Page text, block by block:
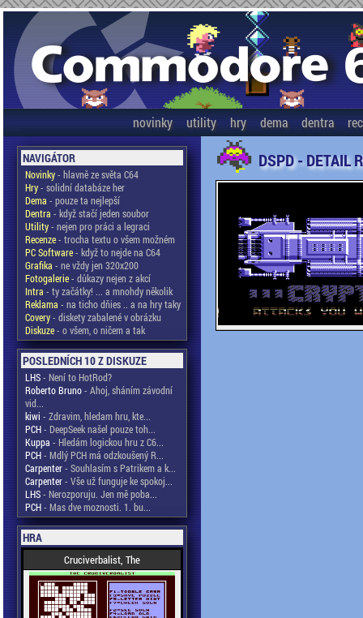
novinky utility hry dema dentra
NAVIGÁTOR
Novinky- hlavně ze světa C64
Hry- solidní databáze her
Dema - pouze ta nejlepší
Dentra - když stačí jeden soubor
Utility- nejen pro práci a legraci
Recenze- trocha textu o všem možném
PC Software- když to nejde na C64
Grafika - ne vždy jen 320x200
Fotogalerie- důkazy nejen z akcí
Intra - ty začátky! ... a mnohdy několik
Reklama - na ticho dňies .. a na hry taky
Covery- diskety zabalené v obrázku
Diskuze- o všem, o ničem a tak
POSLEDNÍCH 10 Z DISKUZE
LHS- Není to HotRod?
Roberto Bruno- Ahoj, sháním závodní
vid...
kiwi - Zdravim, hledam hru, kte...
PCH- DeepSeek našel pouze toh...
Kuppa - Hledám logickou hru z C6...
PCH- Mdlý PCH má odzkoušený R...
Carpenter- Souhlasím s Patrikem a k...
Carpenter- Vše už funguje ke spokoj...
LHS- Nerozporuju. Jen mě poba...
PCH- Mas dve moznosti. 1. bu...
HRA
Cruciverbalist, The
DSPD - DETAIL